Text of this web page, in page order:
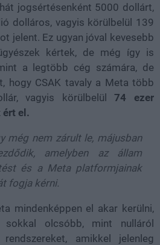
jogsértésenként 5000 dollárt,
dolláros, vagyis körülbelül 139
jelent. Ez ugyan jóval kevesebb
kértek, de még így is
a legtöbb cég számára, de
hogy CSAK tavaly a Meta több
vagyis körülbelül74 ezer
el.
még nem zárult le, májusban
amelyben az állam
és a Meta platformjainak
fogja kérni.
mindenképpen el akar kerülni,
sokkal olcsóbb, mint nulláról
amikkel jelenleg